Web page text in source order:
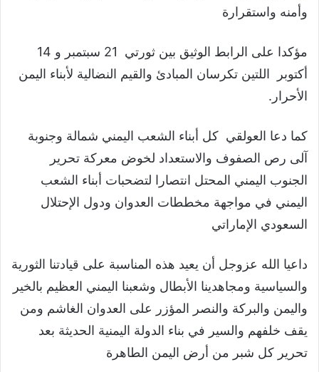
وأمنه واستقرارة
مؤكدا على الرابط الوثيق بين ثورتي 21 سبتمبر و 14
أكتوبر اللتين تكرسان المبادئ والقيم النضالية لأبناء اليمن
الأحرار.
كما دعا العولقي كل أبناء الشعب اليمني شمالة وجنوبة
آلى رص الصفوف والاستعداد لخوض معركة تحرير
الجنوب اليمني المحتل انتصارا لتضحبات أبناء الشعب
اليمني في مواجهة مخططات العدوان ودول الإحتلال
السعودي الإماراتي
داعيا الله عزوجل أن يعيد هذه المناسبة على قيادتنا الثورية
والسياسية ومجاهدينا الأبطال وشعبنا اليمني العظيم بالخير
واليمن والبركة والنصر المؤزر على العدوان الغاشم ومن
يقف خلفهم والسير في بناء الدولة اليمنية الحديثة بعد
تحرير كل شبر من أرض اليمن الطاهرة